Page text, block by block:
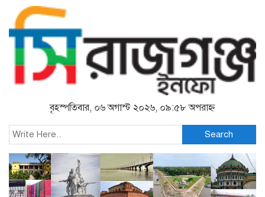
বৃহস্পতিবার, ০৬ অগাস্ট ২০২৬, ০৯:৫৮ অপরাহ্ন
Search